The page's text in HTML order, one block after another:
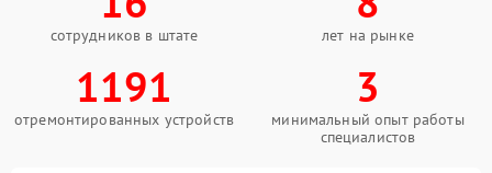
сотрудников в штате лет на рынке
1191
отремонтированных устройств
3
минимальный опыт работы
специалистов